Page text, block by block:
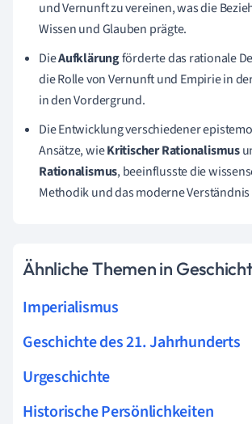
und Vernunft zu vereinen, was die
Wissen und Glauben prägte.
DieAufklärungförderte das rationale
die Rolle von Vernunft und Empirie in
in den Vordergrund.
Die Entwicklung verschiedener
Ansätze, wieKritischer Rationalismus
Rationalismus, beeinflusste die
Methodik und das moderne Verständnis
Ähnliche Themen in
Imperialismus
Geschichte des 21. Jahrhunderts
Urgeschichte
Historische Persönlichkeiten